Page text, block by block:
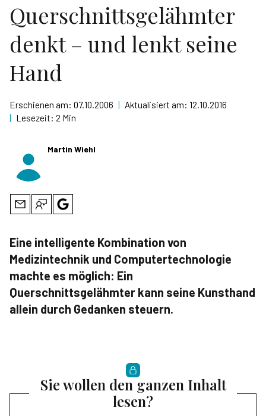
Querschnittsgelähmter
denkt – und lenkt seine
Hand
Erschienen am: 07.10.2006 | Aktualisiert am: 12.10.2016
| Lesezeit: 2 Min
Martin Wiehl
Eine intelligente Kombination von
Medizintechnik und Computertechnologie
machte es möglich: Ein
Querschnittsgelähmter kann seine Kunsthand
allein durch Gedanken steuern.
Sie wollen den ganzen Inhalt
lesen?